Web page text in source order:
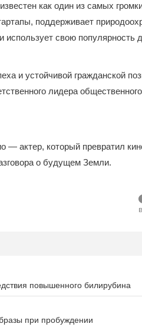
как один из самых
поддерживает
свою популярность
и устойчивой гражданской
лидера
— актер, который превратил
о будущем Земли.
повышенного билирубина
при пробуждении